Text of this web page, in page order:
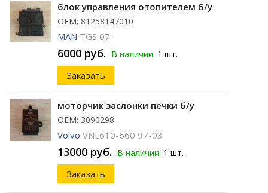
блок управления отопителем б/у
ОЕМ: 81258147010
MAN TGS 07-
6000 руб. В наличии: 1 шт.
Заказать
моторчик заслонки печки б/у
ОЕМ: 3090298
Volvo VNL610-660 97-03
13000 руб. В наличии: 1 шт.
Заказать